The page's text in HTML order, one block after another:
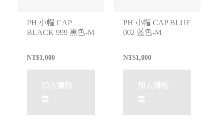
PH 小帽 CAP
BLACK 999 黑色-M
NT$1,000
加入購物
車
PH 小帽 CAP BLUE
002 藍色-M
NT$1,000
加入購物
車